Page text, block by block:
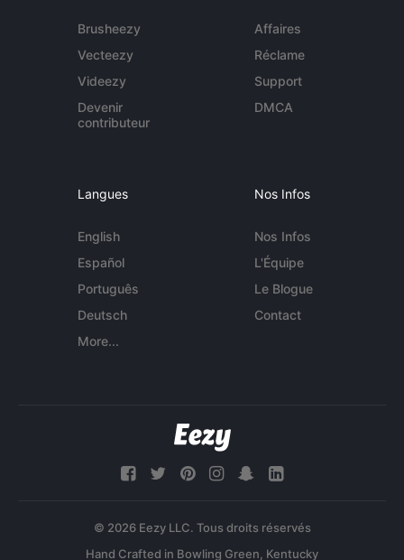
Brusheezy
Vecteezy
Videezy
Devenir
contributeur
Affaires
Réclame
Support
DMCA
Langues
English
Español
Português
Deutsch
More...
Nos Infos
Nos Infos
L'Équipe
Le Blogue
Contact
© 2026 Eezy LLC. Tous droits réservés